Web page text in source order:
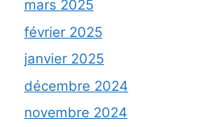
mars 2025
février 2025
janvier 2025
décembre 2024
novembre 2024